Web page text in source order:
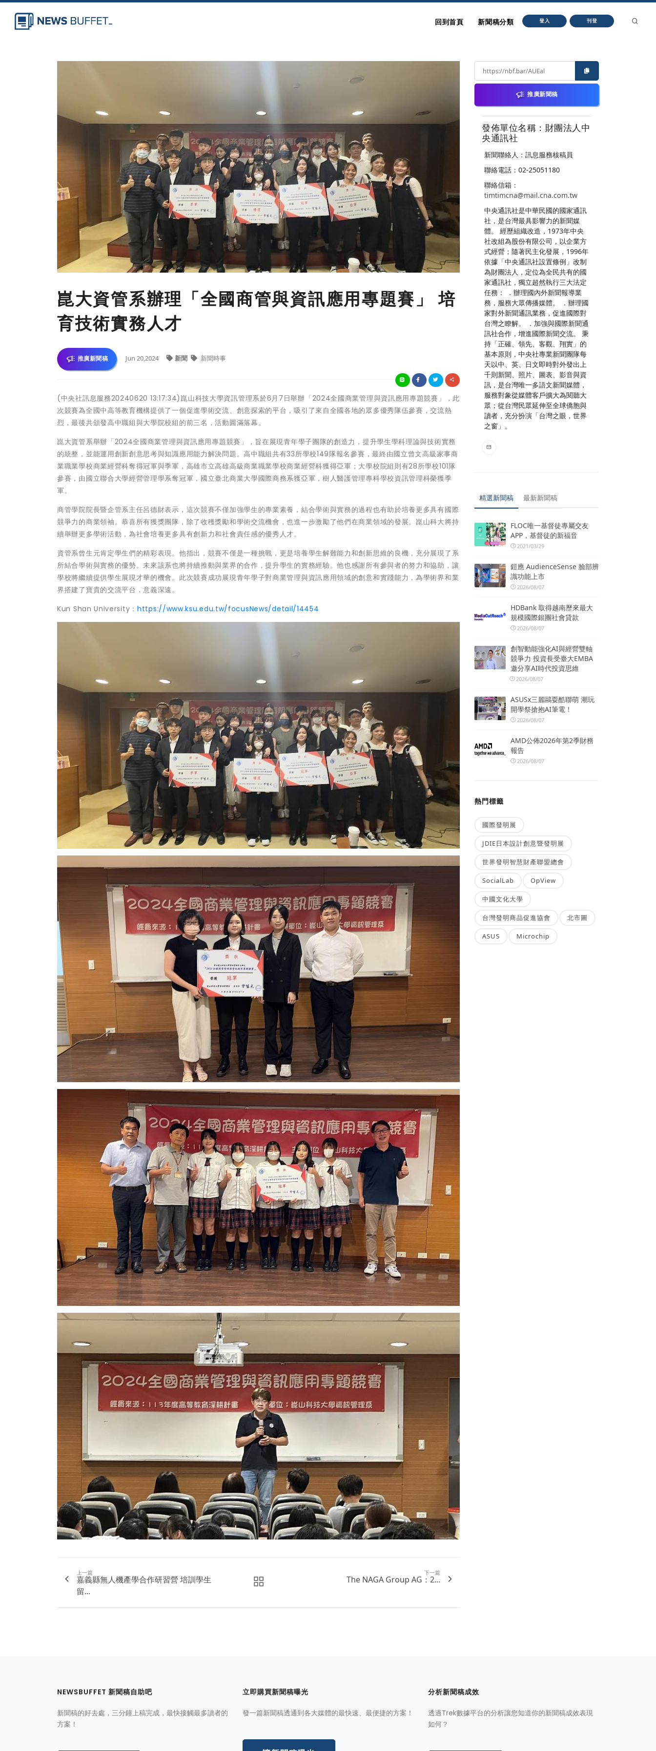
回到首頁 新聞稿分類 登入 刊登
崑大資管系辦理「全國商管與資訊應用專題賽」 培
育技術實務人才
推廣新聞稿 Jun 20,2024 新聞 新聞時事
(中央社訊息服務20240620 13:17:34)崑山科技大學資訊管理系於6月7日舉辦「2024全國商業管理與資訊應用專題競賽」，此
次競賽為全國中高等教育機構提供了一個促進學術交流、創意探索的平台，吸引了來自全國各地的眾多優秀隊伍參賽，交流熱
烈，最後共頒發高中職組與大學院校組的前三名，活動圓滿落幕。
崑大資管系舉辦「2024全國商業管理與資訊應用專題競賽」，旨在展現青年學子團隊的創造力，提升學生學科理論與技術實務
的統整，並能運用創新創意思考與知識應用能力解決問題。高中職組共有33所學校149隊報名參賽，最終由國立曾文高級家事商
業職業學校商業經營科奪得冠軍與季軍，高雄市立高雄高級商業職業學校商業經營科獲得亞軍；大學校院組則有28所學校101隊
參賽，由國立聯合大學經營管理學系奪冠軍，國立臺北商業大學國際商務系獲亞軍，樹人醫護管理專科學校資訊管理科榮獲季
軍。
商管學院院長暨企管系主任呂德財表示，這次競賽不僅加強學生的專業素養，結合學術與實務的過程也有助於培養更多具有國際
競爭力的商業領袖。恭喜所有獲獎團隊，除了收穫獎勵和學術交流機會，也進一步激勵了他們在商業領域的發展。崑山科大將持
續舉辦更多學術活動，為社會培養更多具有創新力和社會責任感的優秀人才。
資管系曾生元肯定學生們的精彩表現。他指出，競賽不僅是一種挑戰，更是培養學生解難能力和創新思維的良機，充分展現了系
所結合學術與實務的優勢。未來該系也將持續推動與業界的合作，提升學生的實務經驗。他也感謝所有參與者的努力和協助，讓
學校將繼續提供學生展現才華的機會。此次競賽成功展現青年學子對商業管理與資訊應用領域的創意和實踐能力，為學術界和業
界搭建了寶貴的交流平台，意義深遠。
Kun Shan University： https://www.ksu.edu.tw/focusNews/detail/14454
上一篇
嘉義縣無人機產學合作研習營 培訓學生
留...
下一篇
The NAGA Group AG：2...
推廣新聞稿
發佈單位名稱：財團法人中
央通訊社
新聞聯絡人：訊息服務核稿員
聯絡電話：02-25051180
聯絡信箱：
timtimcna@mail.cna.com.tw
中央通訊社是中華民國的國家通訊
社，是台灣最具影響力的新聞媒
體。 經歷組織改造，1973年中央
社改組為股份有限公司，以企業方
式經營；隨著民主化發展，1996年
依據「中央通訊社設置條例」改制
為財團法人，定位為全民共有的國
家通訊社，獨立超然執行三大法定
任務： ．辦理國內外新聞報導業
務，服務大眾傳播媒體。 ．辦理國
家對外新聞通訊業務，促進國際對
台灣之瞭解。 ．加強與國際新聞通
訊社合作，增進國際新聞交流。 秉
持「正確、領先、客觀、翔實」的
基本原則，中央社專業新聞團隊每
天以中、英、日文即時對外發出上
千則新聞、照片、圖表、影音與資
訊，是台灣唯一多語文新聞媒體，
服務對象從媒體客戶擴大為閱聽大
眾；從台灣民眾延伸至全球僑胞與
讀者，充分扮演「台灣之眼，世界
之窗」。
精選新聞稿 最新新聞稿
FLOC唯一基督徒專屬交友
APP，基督徒的新福音
2021/03/29
鎧應 AudienceSense 臉部辨
識功能上市
2026/08/07
HDBank 取得越南歷來最大
規模國際銀團社會貸款
2026/08/07
創智動能強化AI與經營雙軸
競爭力 投資長受臺大EMBA
邀分享AI時代投資思維
2026/08/07
ASUSx三麗鷗耍酷聯萌 潮玩
開學祭搶抱AI筆電！
2026/08/07
AMD公佈2026年第2季財務
報告
2026/08/07
熱門標籤
國際發明展
JDIE日本設計創意暨發明展
世界發明智慧財產聯盟總會
SocialLab OpView
中國文化大學
台灣發明商品促進協會 北市圖
ASUS Microchip
NEWSBUFFET 新聞稿自助吧
新聞稿的好去處，三分鐘上稿完成，最快接觸最多讀者的
方案！
立即購買新聞稿曝光
發一篇新聞稿透通到各大媒體的最快速、最便捷的方案！
分析新聞稿成效
透過Trek數據平台的分析讓您知道你的新聞稿成效表現
如何？